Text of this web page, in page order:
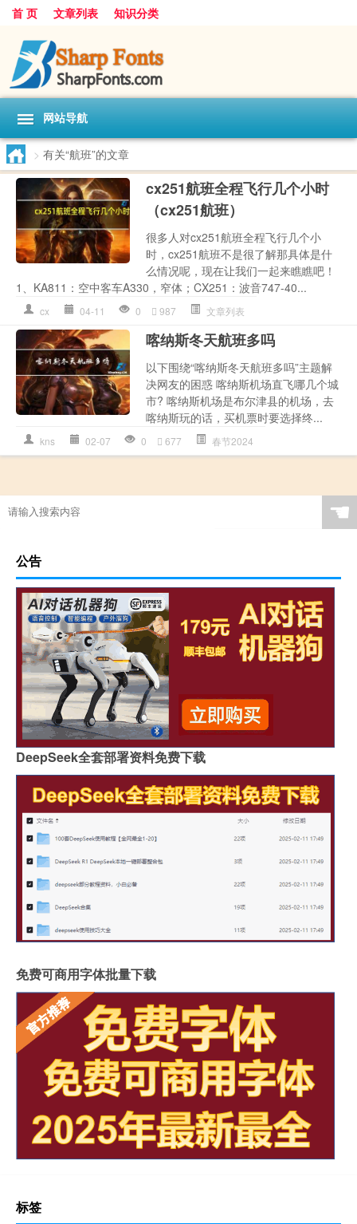
首 页 文章列表 知识分类
网站导航
> 有关“航班”的文章
cx251航班全程飞行几个小时
（cx251航班）
很多人对cx251航班全程飞行几个小
时，cx251航班不是很了解那具体是什
么情况呢，现在让我们一起来瞧瞧吧！
1、KA811：空中客车A330，窄体；CX251：波音747-40...
cx 04-11 0 987 文章列表
喀纳斯冬天航班多吗
以下围绕“喀纳斯冬天航班多吗”主题解
决网友的困惑 喀纳斯机场直飞哪几个城
市? 喀纳斯机场是布尔津县的机场，去
喀纳斯玩的话，买机票时要选择终...
kns 02-07 0 677 春节2024
☚
公告
DeepSeek全套部署资料免费下载
免费可商用字体批量下载
标签